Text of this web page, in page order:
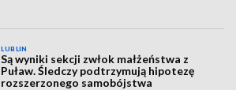
LUBLIN
Są wyniki sekcji zwłok małżeństwa z
Puław. Śledczy podtrzymują hipotezę
rozszerzonego samobójstwa